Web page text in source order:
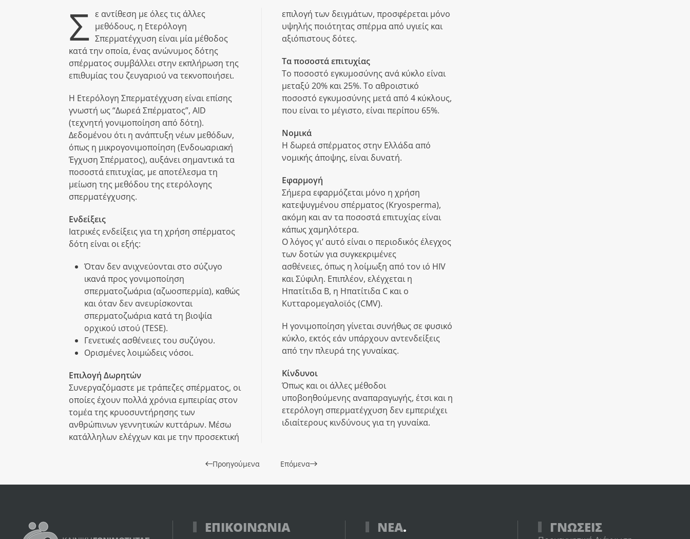
Σ ε αντίθεση με όλες τις άλλες
μεθόδους, η Ετερόλογη
Σπερματέγχυση είναι μία μέθοδος
κατά την οποία, ένας ανώνυμος δότης
σπέρματος συμβάλλει στην εκπλήρωση της
επιθυμίας του ζευγαριού να τεκνοποιήσει.
Η Ετερόλογη Σπερματέγχυση είναι επίσης
γνωστή ως “Δωρεά Σπέρματος”, AID
(τεχνητή γονιμοποίηση από δότη).
Δεδομένου ότι η ανάπτυξη νέων μεθόδων,
όπως η μικρογονιμοποίηση (Ενδοωαριακή
Έγχυση Σπέρματος), αυξάνει σημαντικά τα
ποσοστά επιτυχίας, με αποτέλεσμα τη
μείωση της μεθόδου της ετερόλογης
σπερματέγχυσης.
Ενδείξεις
Ιατρικές ενδείξεις για τη χρήση σπέρματος
δότη είναι οι εξής:
Όταν δεν ανιχνεύονται στο σύζυγο
ικανά προς γονιμοποίηση
σπερματοζωάρια (αζωοσπερμία), καθώς
και όταν δεν ανευρίσκονται
σπερματοζωάρια κατά τη βιοψία
ορχικού ιστού (TESE).
Γενετικές ασθένειες του συζύγου.
Ορισμένες λοιμώδεις νόσοι.
Επιλογή Δωρητών
Συνεργαζόμαστε με τράπεζες σπέρματος, οι
οποίες έχουν πολλά χρόνια εμπειρίας στον
τομέα της κρυοσυντήρησης των
ανθρώπινων γεννητικών κυττάρων. Μέσω
κατάλληλων ελέγχων και με την προσεκτική
επιλογή των δειγμάτων, προσφέρεται μόνο
υψηλής ποιότητας σπέρμα από υγιείς και
αξιόπιστους δότες.
Τα ποσοστά επιτυχίας
Το ποσοστό εγκυμοσύνης ανά κύκλο είναι
μεταξύ 20% και 25%. Το αθροιστικό
ποσοστό εγκυμοσύνης μετά από 4 κύκλους,
που είναι το μέγιστο, είναι περίπου 65%.
Νομικά
Η δωρεά σπέρματος στην Ελλάδα από
νομικής άποψης, είναι δυνατή.
Εφαρμογή
Σήμερα εφαρμόζεται μόνο η χρήση
κατεψυγμένου σπέρματος (Kryosperma),
ακόμη και αν τα ποσοστά επιτυχίας είναι
κάπως χαμηλότερα.
Ο λόγος γι’ αυτό είναι ο περιοδικός έλεγχος
των δοτών για συγκεκριμένες
ασθένειες, όπως η λοίμωξη από τον ιό HIV
και Σύφιλη. Επιπλέον, ελέγχεται η
Ηπατίτιδα Β, η Ηπατίτιδα C και ο
Κυτταρομεγαλοϊός (CMV).
Η γονιμοποίηση γίνεται συνήθως σε φυσικό
κύκλο, εκτός εάν υπάρχουν αντενδείξεις
από την πλευρά της γυναίκας.
Κίνδυνοι
Όπως και οι άλλες μέθοδοι
υποβοηθούμενης αναπαραγωγής, έτσι και η
ετερόλογη σπερματέγχυση δεν εμπεριέχει
ιδιαίτερους κινδύνους για τη γυναίκα.
Προηγούμενα Επόμενα
ΕΠΙΚΟΙΝΩΝΙΑ ΝΕΑ. ΓΝΩΣΕΙΣ